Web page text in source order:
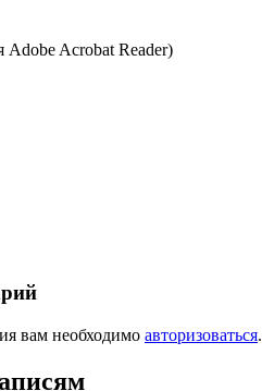
Adobe Acrobat Reader)
вам необходимо авторизоваться.